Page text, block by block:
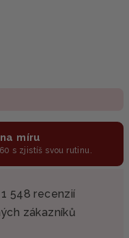
míru
s zjistíš svou rutinu.
548 recenzií
zákazníků